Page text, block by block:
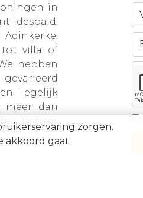
in
tot villa of
hebben
Tegelijk
dan
beheer
zorgen.
akkoord gaat.